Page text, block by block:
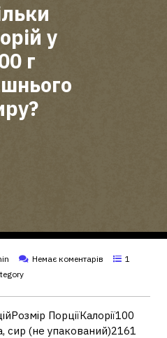
у
г
Немає коментарів
1
ПорціїКалорії100
сир (не упакований)2161